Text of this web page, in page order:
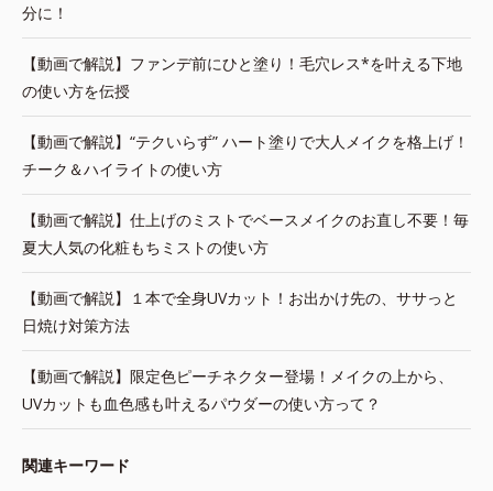
分に！
【動画で解説】ファンデ前にひと塗り！毛穴レス*を叶える下地
の使い方を伝授
【動画で解説】“テクいらず” ハート塗りで大人メイクを格上げ！
チーク＆ハイライトの使い方
【動画で解説】仕上げのミストでベースメイクのお直し不要！毎
夏大人気の化粧もちミストの使い方
【動画で解説】１本で全身UVカット！お出かけ先の、ササっと
日焼け対策方法
【動画で解説】限定色ピーチネクター登場！メイクの上から、
UVカットも血色感も叶えるパウダーの使い方って？
関連キーワード